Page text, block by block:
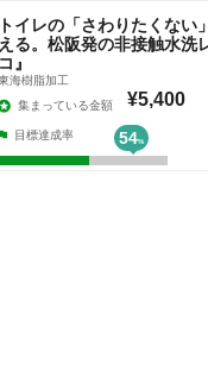
トイレの「さわりたくない
える。松阪発の非接触水洗
コ』
海樹脂加工
集まっている金額
¥5,400
目標達成率 54%